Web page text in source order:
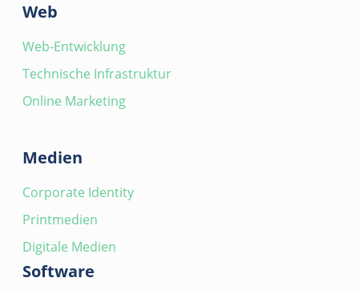
Web
Web-Entwicklung
Technische Infrastruktur
Online Marketing
Medien
Corporate Identity
Printmedien
Digitale Medien
Software